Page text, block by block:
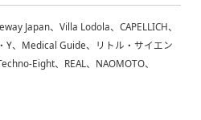
Japan、Villa Lodola、CAPELLICH、
Y、Medical Guide、リトル・サイエン
Eight、REAL、NAOMOTO、